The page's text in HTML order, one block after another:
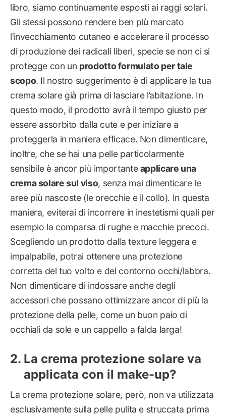
libro, siamo continuamente esposti ai raggi solari.
Gli stessi possono rendere ben più marcato
l’invecchiamento cutaneo e accelerare il processo
di produzione dei radicali liberi, specie se non ci si
protegge con un prodotto formulato per tale
scopo. Il nostro suggerimento è di applicare la tua
crema solare già prima di lasciare l’abitazione. In
questo modo, il prodotto avrà il tempo giusto per
essere assorbito dalla cute e per iniziare a
proteggerla in maniera efficace. Non dimenticare,
inoltre, che se hai una pelle particolarmente
sensibile è ancor più importanteapplicare una
crema solare sul viso, senza mai dimenticare le
aree più nascoste (le orecchie e il collo). In questa
maniera, eviterai di incorrere in inestetismi quali per
esempio la comparsa di rughe e macchie precoci.
Scegliendo un prodotto dalla texture leggera e
impalpabile, potrai ottenere una protezione
corretta del tuo volto e del contorno occhi/labbra.
Non dimenticare di indossare anche degli
accessori che possano ottimizzare ancor di più la
protezione della pelle, come un buon paio di
occhiali da sole e un cappello a falda larga!
La crema protezione solare va
applicata con il make-up?
La crema protezione solare, però, non va utilizzata
esclusivamente sulla pelle pulita e struccata prima